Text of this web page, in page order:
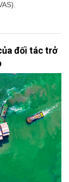
đối tác trở